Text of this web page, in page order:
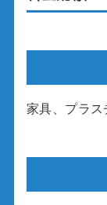
家具、プラ